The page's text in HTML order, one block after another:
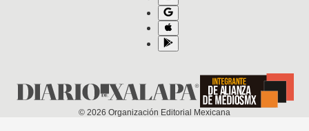
© 2026 Organización Editorial Mexicana